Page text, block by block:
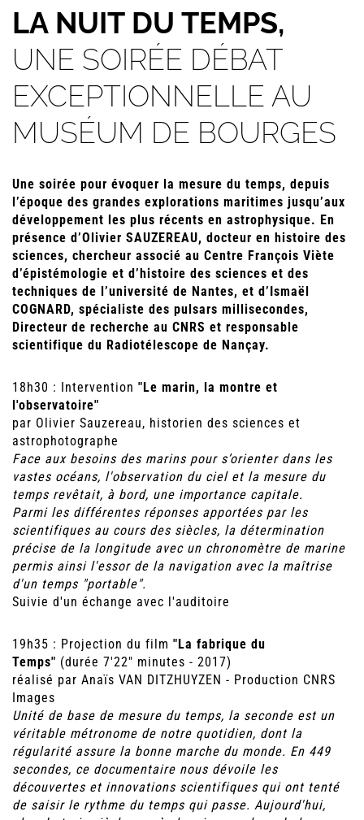
LA NUIT DU TEMPS,
UNE SOIRÉE DÉBAT
EXCEPTIONNELLE AU
MUSÉUM DE BOURGES
Une soirée pour évoquer la mesure du temps, depuis
l’époque des grandes explorations maritimes jusqu’aux
développement les plus récents en astrophysique. En
présence d’Olivier SAUZEREAU, docteur en histoire des
sciences, chercheur associé au Centre François Viète
d’épistémologie et d’histoire des sciences et des
techniques de l’université de Nantes, et d’Ismaël
COGNARD, spécialiste des pulsars millisecondes,
Directeur de recherche au CNRS et responsable
scientifique du Radiotélescope de Nançay.
18h30 : Intervention "Le marin, la montre et
l'observatoire"
par Olivier Sauzereau, historien des sciences et
astrophotographe
Face aux besoins des marins pour s’orienter dans les
vastes océans, l'observation du ciel et la mesure du
temps revêtait, à bord, une importance capitale.
Parmi les différentes réponses apportées par les
scientifiques au cours des siècles, la détermination
précise de la longitude avec un chronomètre de marine
permis ainsi l'essor de la navigation avec la maîtrise
d'un temps "portable".
Suivie d'un échange avec l'auditoire
19h35 : Projection du film "La fabrique du
Temps" (durée 7'22" minutes - 2017)
réalisé par Anaïs VAN DITZHUYZEN - Production CNRS
Images
Unité de base de mesure du temps, la seconde est un
véritable métronome de notre quotidien, dont la
régularité assure la bonne marche du monde. En 449
secondes, ce documentaire nous dévoile les
découvertes et innovations scientifiques qui ont tenté
de saisir le rythme du temps qui passe. Aujourd'hui,